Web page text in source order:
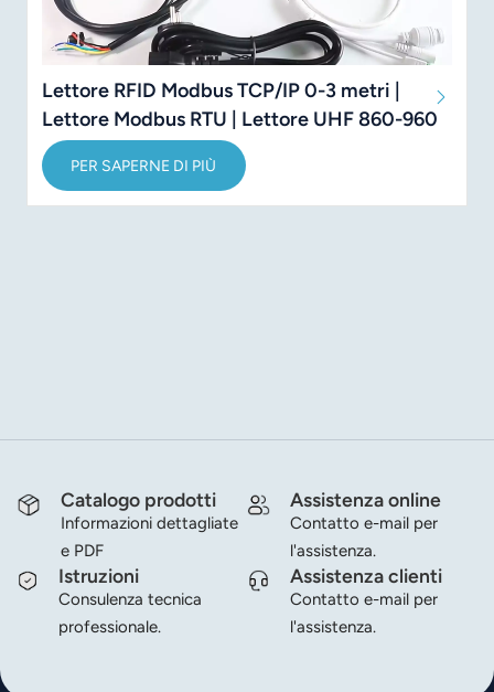
Lettore RFID Modbus TCP/IP 0-3 metri |
Lettore Modbus RTU | Lettore UHF 860-960
MHz
PER SAPERNE DI PIÙ
Catalogo prodotti
Informazioni dettagliate
e PDF
Assistenza online
Contatto e-mail per
l'assistenza.
Istruzioni
Consulenza tecnica
professionale.
Assistenza clienti
Contatto e-mail per
l'assistenza.